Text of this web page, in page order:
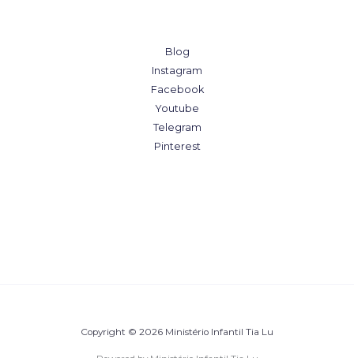
Blog
Instagram
Facebook
Youtube
Telegram
Pinterest
Copyright © 2026 Ministério Infantil Tia Lu